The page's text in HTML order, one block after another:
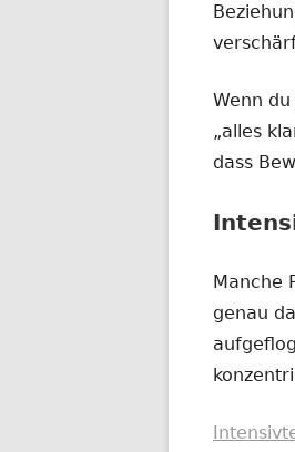
Wenn
„alles
dass
Manche
genau